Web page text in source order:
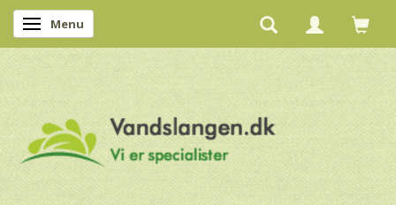
Skifte navigation
Menu